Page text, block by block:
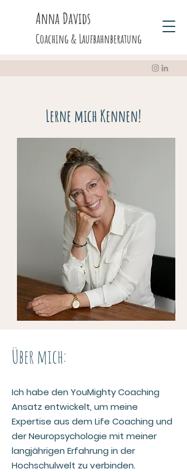
Coaching & Laufbahnberatung
Anna Davids
Lerne mich Kennen!
Über mich:
Ich habe den YouMighty Coaching
Ansatz entwickelt, um meine
Expertise aus dem Life Coaching und
der Neuropsychologie mit meiner
langjährigen Erfahrung in der
Hochschulwelt zu verbinden.